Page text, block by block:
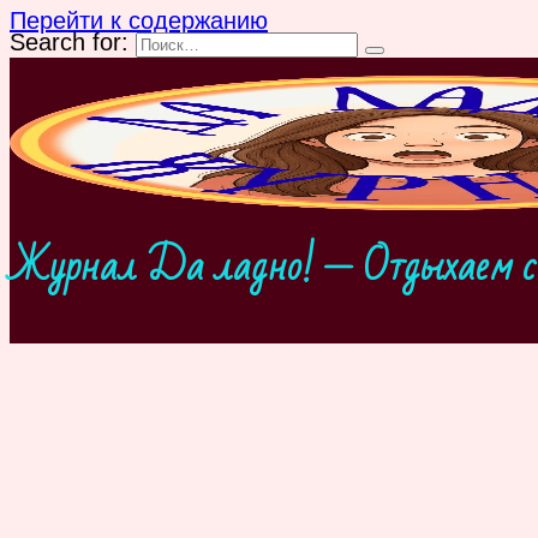
Перейти к содержанию
Search for:
Журнал Да ладно! — Отдыхаем с